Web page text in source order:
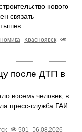
нового
связать
Красноярск
после ДТП в
восемь человек, в
пресс‑служба ГАИ
501 06.08.2026